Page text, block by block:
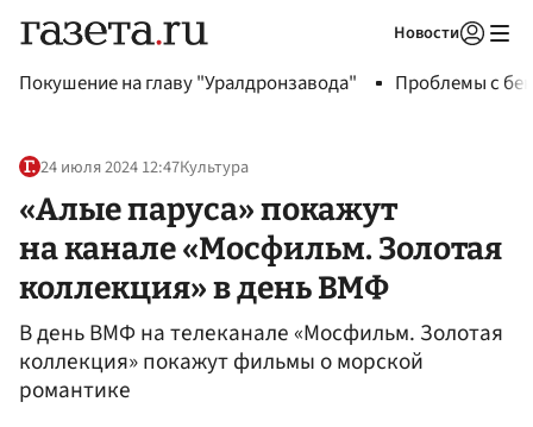
Новости
Покушение на главу "Уралдронзавода" Проблемы с
24 июля 2024 12:47Культура
«Алые паруса» покажут
на канале «Мосфильм. Золотая
коллекция» в день ВМФ
В день ВМФ на телеканале «Мосфильм. Золотая
коллекция» покажут фильмы о морской
романтике